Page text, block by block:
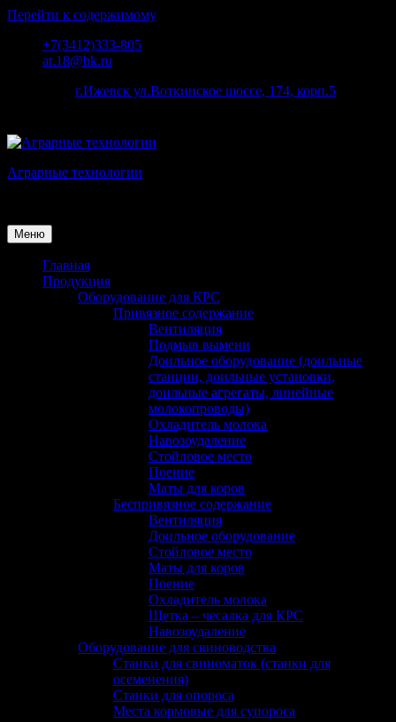
Перейти к содержимому
+7(3412)333-805
at.18@bk.ru
г.Ижевск ул.Воткинское шоссе, 174, корп.5
Аграрные технологии
Меню
Главная
Продукция
Оборудование для КРС
Привязное содержание
Вентиляция
Подмыв вымени
Доильное оборудование (доильные
станции, доильные установки,
доильные агрегаты, линейные
молокопроводы)
Охладитель молока
Навозоудаление
Стойловое место
Поение
Маты для коров
Беспривязное содержание
Вентиляция
Доильное оборудование
Стойловое место
Маты для коров
Поение
Охладитель молока
Щетка – чесалка для КРС
Навозоудаление
Оборудование для свиноводства
Станки для свиноматок (станки для
осеменения)
Станки для опороса
Места кормовые для супороса